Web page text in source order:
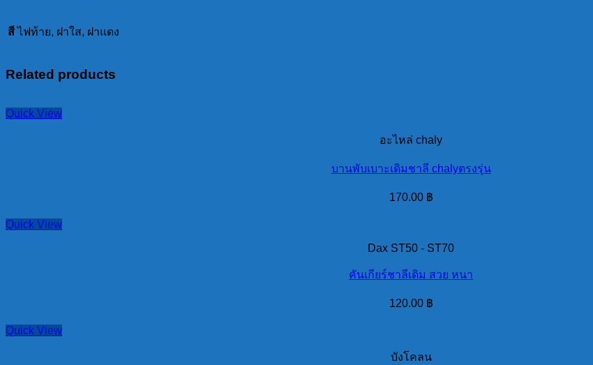
ฝาใส
สี ไฟท้าย, ฝาใส, ฝาแดง
Related products
Quick View
อะไหล่ chaly
บานพับเบาะเดิมชาลี chalyตรงรุ่น
170.00 ฿
Quick View
Dax ST50 - ST70
คันเกียร์ชาลีเดิม สวย หนา
120.00 ฿
Quick View
บังโคลน